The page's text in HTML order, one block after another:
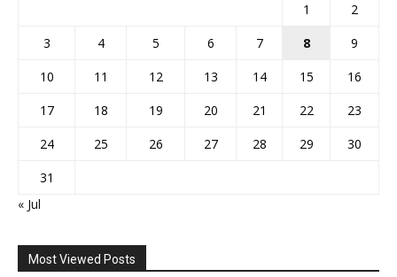
1
2
3
4 5 6 7 8
9
10
11 12 13 14 15
16
17
18 19 20 21 22
23
24
25 26 27 28 29
30
31
« Jul
Most Viewed Posts